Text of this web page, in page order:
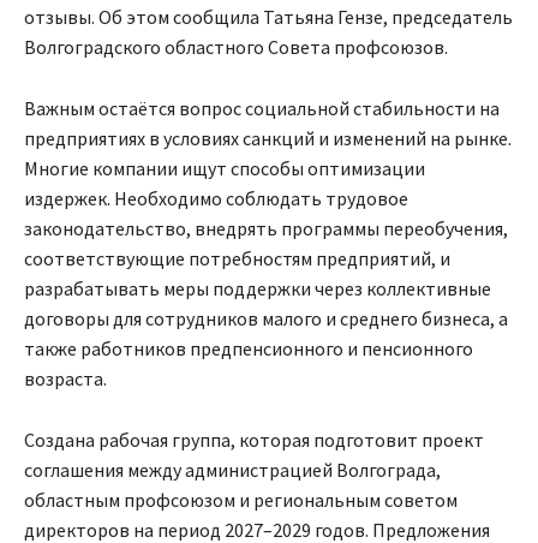
отзывы. Об этом сообщила Татьяна Гензе, председатель
Волгоградского областного Совета профсоюзов.
Важным остаётся вопрос социальной стабильности на
предприятиях в условиях санкций и изменений на рынке.
Многие компании ищут способы оптимизации
издержек. Необходимо соблюдать трудовое
законодательство, внедрять программы переобучения,
соответствующие потребностям предприятий, и
разрабатывать меры поддержки через коллективные
договоры для сотрудников малого и среднего бизнеса, а
также работников предпенсионного и пенсионного
возраста.
Создана рабочая группа, которая подготовит проект
соглашения между администрацией Волгограда,
областным профсоюзом и региональным советом
директоров на период 2027–2029 годов. Предложения